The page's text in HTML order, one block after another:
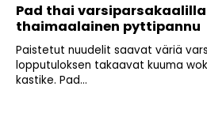
Pad thai
thaimaalainen pyttipannu
Paistetut nuudelit saavat väriä
lopputuloksen takaavat kuuma
kastike. Pad...